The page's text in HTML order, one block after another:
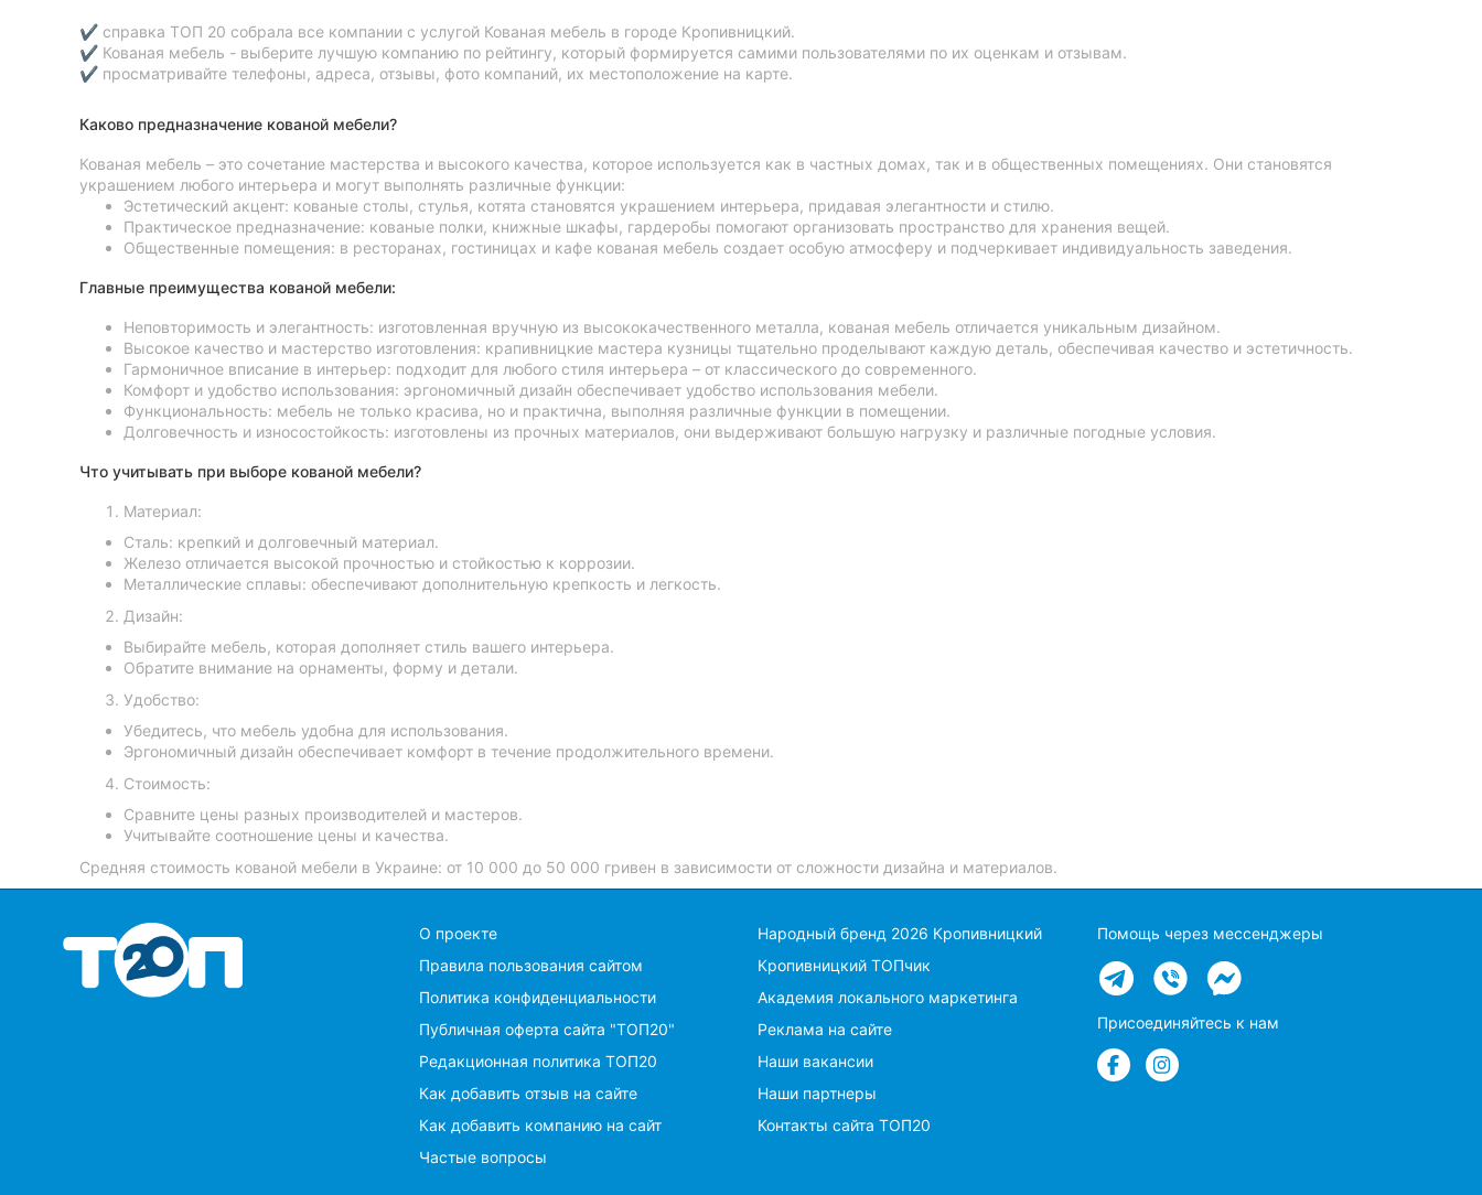
✔ справка ТОП 20 собрала все компании с услугой Кованая мебель в городе Кропивницкий.
✔ Кованая мебель - выберите лучшую компанию по рейтингу, который формируется самими пользователями по их оценкам и отзывам.
✔ просматривайте телефоны, адреса, отзывы, фото компаний, их местоположение на карте.
Каково предназначение кованой мебели?
Кованая мебель – это сочетание мастерства и высокого качества, которое используется как в частных домах, так и в общественных помещениях. Они становятся
украшением любого интерьера и могут выполнять различные функции:
Эстетический акцент: кованые столы, стулья, котята становятся украшением интерьера, придавая элегантности и стилю.
Практическое предназначение: кованые полки, книжные шкафы, гардеробы помогают организовать пространство для хранения вещей.
Общественные помещения: в ресторанах, гостиницах и кафе кованая мебель создает особую атмосферу и подчеркивает индивидуальность заведения.
Главные преимущества кованой мебели:
Неповторимость и элегантность: изготовленная вручную из высококачественного металла, кованая мебель отличается уникальным дизайном.
Высокое качество и мастерство изготовления: крапивницкие мастера кузницы тщательно проделывают каждую деталь, обеспечивая качество и эстетичность.
Гармоничное вписание в интерьер: подходит для любого стиля интерьера – от классического до современного.
Комфорт и удобство использования: эргономичный дизайн обеспечивает удобство использования мебели.
Функциональность: мебель не только красива, но и практична, выполняя различные функции в помещении.
Долговечность и износостойкость: изготовлены из прочных материалов, они выдерживают большую нагрузку и различные погодные условия.
Что учитывать при выборе кованой мебели?
Материал:
Сталь: крепкий и долговечный материал.
Железо отличается высокой прочностью и стойкостью к коррозии.
Металлические сплавы: обеспечивают дополнительную крепкость и легкость.
Дизайн:
Выбирайте мебель, которая дополняет стиль вашего интерьера.
Обратите внимание на орнаменты, форму и детали.
Удобство:
Убедитесь, что мебель удобна для использования.
Эргономичный дизайн обеспечивает комфорт в течение продолжительного времени.
Стоимость:
Сравните цены разных производителей и мастеров.
Учитывайте соотношение цены и качества.
Средняя стоимость кованой мебели в Украине: от 10 000 до 50 000 гривен в зависимости от сложности дизайна и материалов.
O проекте
Правила пользования сайтом
Политика конфиденциальности
Публичная оферта сайта "ТОП20"
Редакционная политика ТОП20
Как добавить отзыв на сайте
Как добавить компанию на сайт
Частые вопросы
Народный бренд 2026 Кропивницкий
Кропивницкий ТОПчик
Академия локального маркетинга
Реклама на сайте
Наши вакансии
Наши партнеры
Контакты сайта ТОП20
Помощь через мессенджеры
Присоединяйтесь к нам